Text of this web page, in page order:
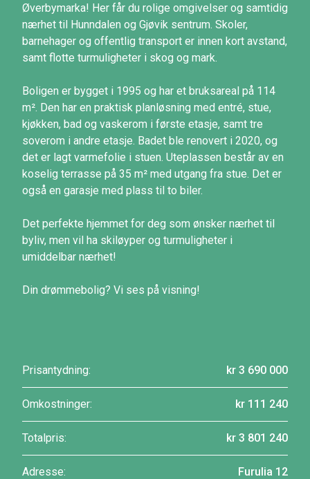
Øverbymarka! Her får du rolige omgivelser og samtidig
nærhet til Hunndalen og Gjøvik sentrum. Skoler,
barnehager og offentlig transport er innen kort avstand,
samt flotte turmuligheter i skog og mark.
Boligen er bygget i 1995 og har et bruksareal på 114
m². Den har en praktisk planløsning med entré, stue,
kjøkken, bad og vaskerom i første etasje, samt tre
soverom i andre etasje. Badet ble renovert i 2020, og
det er lagt varmefolie i stuen. Uteplassen består av en
koselig terrasse på 35 m² med utgang fra stue. Det er
også en garasje med plass til to biler.
Det perfekte hjemmet for deg som ønsker nærhet til
byliv, men vil ha skiløyper og turmuligheter i
umiddelbar nærhet!
Din drømmebolig? Vi ses på visning!
Prisantydning: kr 3 690 000
Omkostninger: kr 111 240
Totalpris: kr 3 801 240
Adresse: Furulia 12